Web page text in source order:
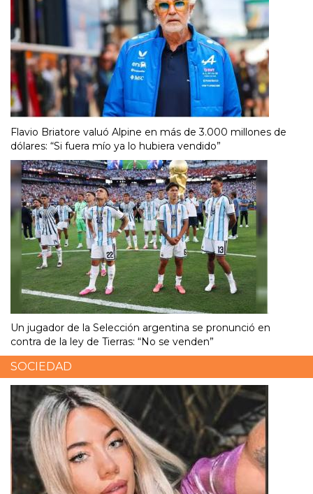
Flavio Briatore valuó Alpine en más de 3.000 millones de
dólares: “Si fuera mío ya lo hubiera vendido”
Un jugador de la Selección argentina se pronunció en
contra de la ley de Tierras: “No se venden”
SOCIEDAD